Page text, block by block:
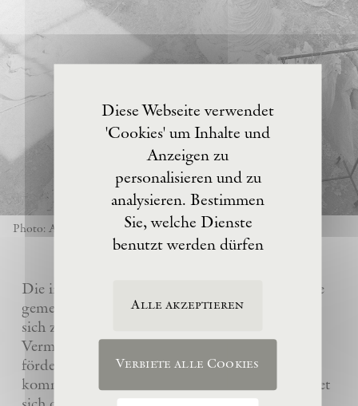
Photo: Anselm Kiefer
Die im Jahre 2017 von Anselm Kiefer gegründete
gemeinnützige Eschaton –Kunststiftung hat es
sich zur Aufgabe gemacht, das künstlerische
Vermächtnis ihres Gründers Anselm Kiefer zu
fördern und sein Atelier La Ribaute für
kommende Generationen zu erhalten. Sie widmet
Diese Webseite verwendet
'Cookies' um Inhalte und
Anzeigen zu
personalisieren und zu
analysieren. Bestimmen
Sie, welche Dienste
benutzt werden dürfen
Alle akzeptieren
Verbiete alle Cookies